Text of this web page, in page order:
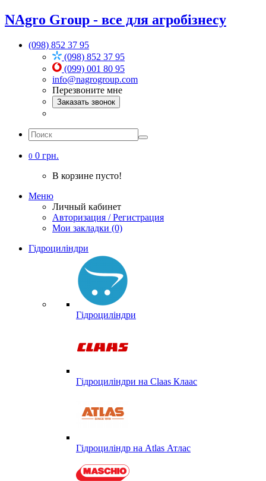
NAgro Group - все для агробізнесу
(098) 852 37 95
(098) 852 37 95
(099) 001 80 95
info@nagrogroup.com
Перезвоните мне
Заказать звонок
0 0 грн.
В корзине пусто!
Меню
Личный кабинет
Авторизация / Регистрация
Мои закладки (0)
Гідроциліндри
Гідроциліндри
Гідроциліндри на Claas Клаас
Гідроциліндр на Atlas Атлас